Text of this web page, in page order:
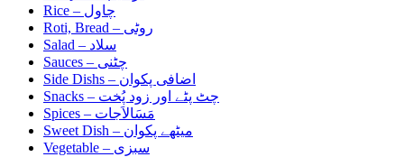
Rice – چاول
Roti, Bread – روٹی
Salad – سلاد
Sauces – چٹنی
Side Dishs – اضافی پکوان
Snacks – چٹ پٹے اور زود پُخت
Spices – مَسَالاَجات
Sweet Dish – میٹھے پکوان
Vegetable – سبزی